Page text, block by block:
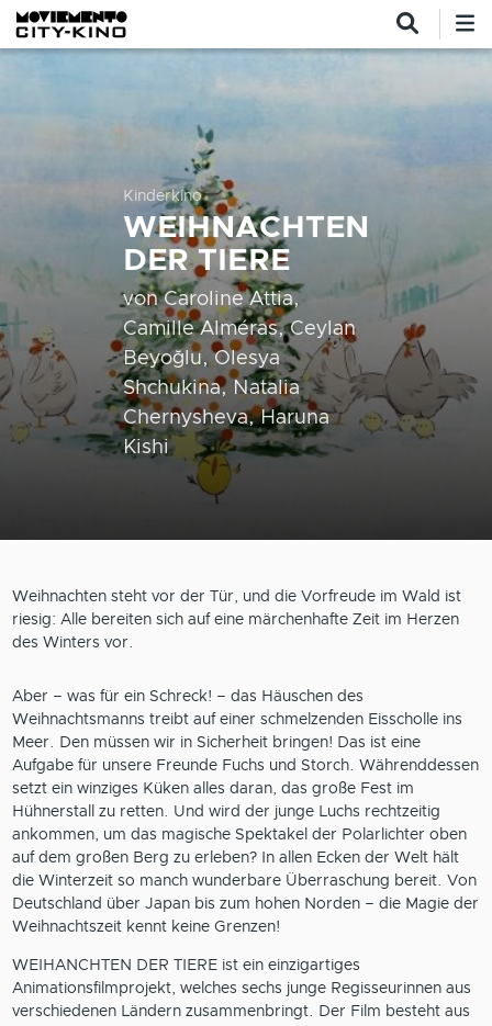
Direkt zum Inhalt
Kinderkino
WEIHNACHTEN
DER TIERE
vonCaroline Attia,
Camille Alméras, Ceylan
Beyoğlu, Olesya
Shchukina, Natalia
Chernysheva, Haruna
Kishi
Weihnachten steht vor der Tür, und die Vorfreude im Wald ist
riesig: Alle bereiten sich auf eine märchenhafte Zeit im Herzen
des Winters vor.
Aber – was für ein Schreck! – das Häuschen des
Weihnachtsmanns treibt auf einer schmelzenden Eisscholle ins
Meer. Den müssen wir in Sicherheit bringen! Das ist eine
Aufgabe für unsere Freunde Fuchs und Storch. Währenddessen
setzt ein winziges Küken alles daran, das große Fest im
Hühnerstall zu retten. Und wird der junge Luchs rechtzeitig
ankommen, um das magische Spektakel der Polarlichter oben
auf dem großen Berg zu erleben? In allen Ecken der Welt hält
die Winterzeit so manch wunderbare Überraschung bereit. Von
Deutschland über Japan bis zum hohen Norden – die Magie der
Weihnachtszeit kennt keine Grenzen!
WEIHANCHTEN DER TIERE ist ein einzigartiges
Animationsfilmprojekt, welches sechs junge Regisseurinnen aus
verschiedenen Ländern zusammenbringt. Der Film besteht aus